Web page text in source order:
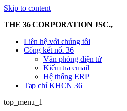
Skip to content
THE 36 CORPORATION JSC.,
Liên hệ với chúng tôi
Cổng kết nối 36
Văn phòng điện tử
Kiểm tra email
Hệ thống ERP
Tạp chí KHCN 36
top_menu_1